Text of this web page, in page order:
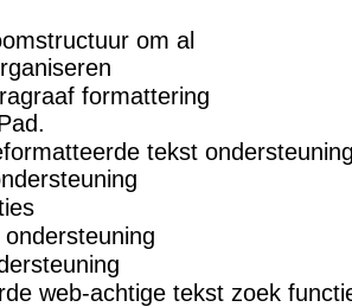
om al
formattering
tekst
web-achtige tekst zoek